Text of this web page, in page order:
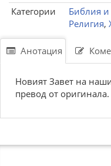
Категории
Библия и
Религия,
Анотация
Новият Завет на
превод от оригинала.